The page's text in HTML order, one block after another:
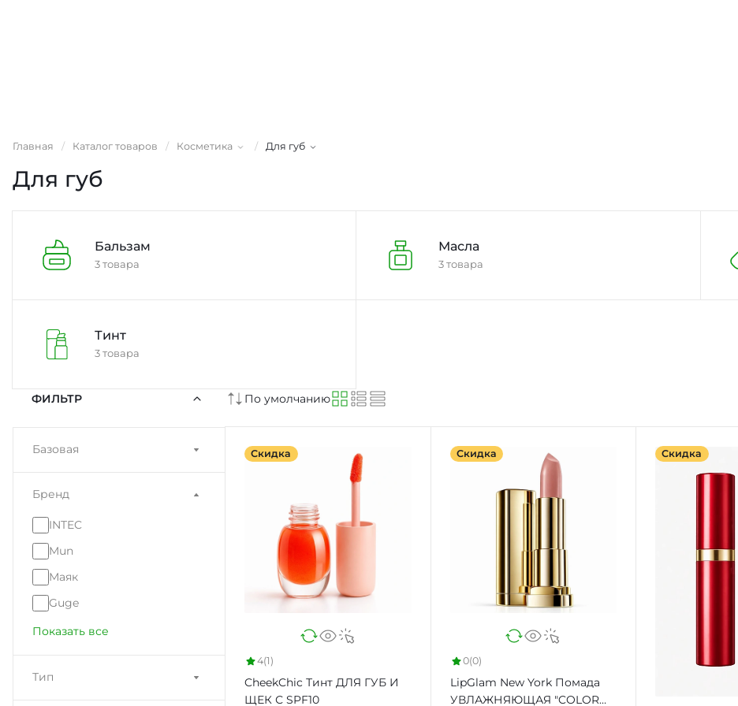
Главная / Каталог товаров / Косметика / Для губ
Для губ
Бальзам
3 товара
Масла
3 товара
Тинт
3 товара
ФИЛЬТР
Базовая
Бренд
INTEC
Mun
Маяк
Guge
Показать все
Тип
По умолчанию
Скидка
4(1)
CheekChic Тинт ДЛЯ ГУБ И
ЩЕК С SPF10
Скидка
0(0)
LipGlam New York Помада
УВЛАЖНЯЮЩАЯ "COLOR
Скидка